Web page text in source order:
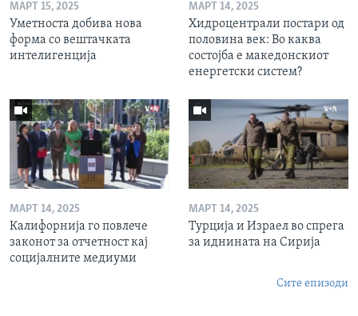
МАРТ 15, 2025
Уметноста добива нова
форма со вештачката
интелигенција
МАРТ 14, 2025
Хидроцентрали постари од
половина век: Во каква
состојба е македонскиот
енергетски систем?
МАРТ 14, 2025
Калифорнија го повлече
законот за отчетност кај
социјалните медиуми
МАРТ 14, 2025
Турција и Израел во спрега
за иднината на Сирија
Сите епизоди